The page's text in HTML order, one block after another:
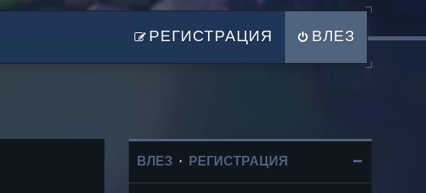
ВЛЕЗ
РЕГИСТРАЦИЯ
ВЛЕЗ• РЕГИСТРАЦИЯ